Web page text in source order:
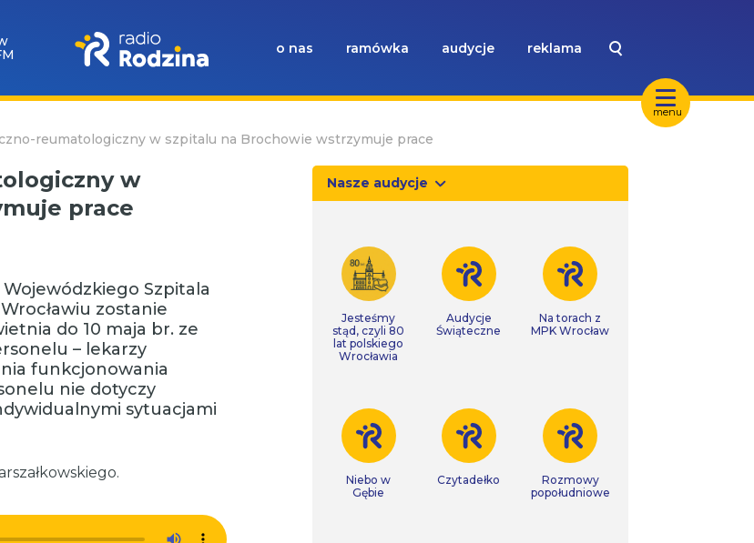
menu
o nas ramówka audycje reklama
reumatologiczny w szpitalu na Brochowie wstrzymuje prace
w
prace
Szpitala
zostanie
do 10 maja br. ze
– lekarzy
funkcjonowania
nie dotyczy
sytuacjami
Nasze audycje
Jesteśmy
stąd, czyli 80
lat polskiego
Wrocławia
Audycje
Świąteczne
Na torach z
MPK Wrocław
Niebo w
Gębie
Czytadełko
Rozmowy
popołudniowe